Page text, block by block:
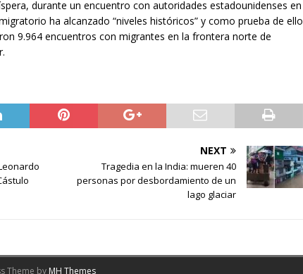
durante un encuentro con autoridades estadounidenses en
ha alcanzado “niveles históricos” y como prueba de ello
9.964 encuentros con migrantes en la frontera norte de
NEXT
Tragedia en la India: mueren 40
personas por desbordamiento de un
lago glaciar
Theme by MH Themes